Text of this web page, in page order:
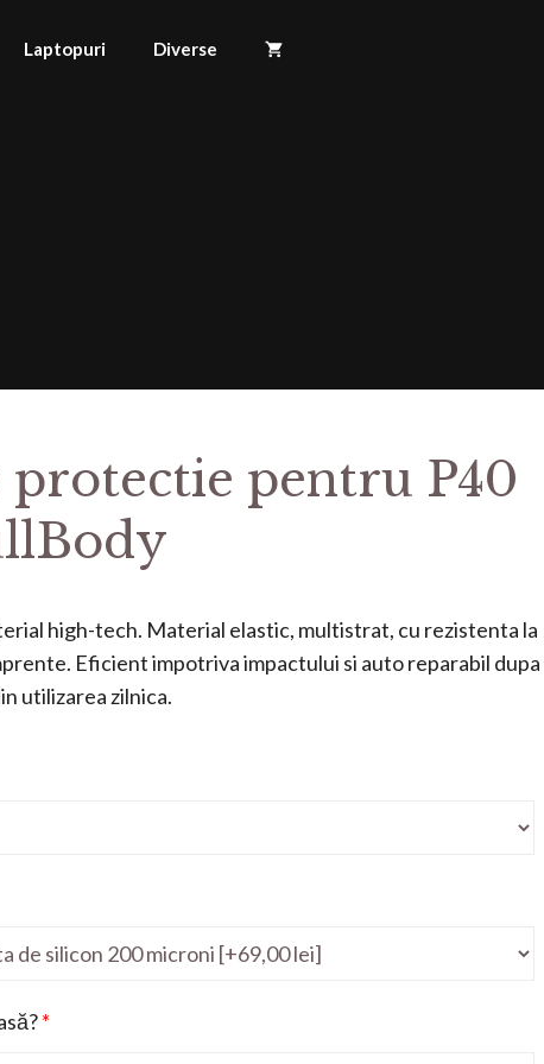
Laptopuri Diverse
protectie pentru P40
high-tech. Material elastic, multistrat, cu rezistenta la
Eficient impotriva impactului si auto reparabil dupa
utilizarea zilnica.
*